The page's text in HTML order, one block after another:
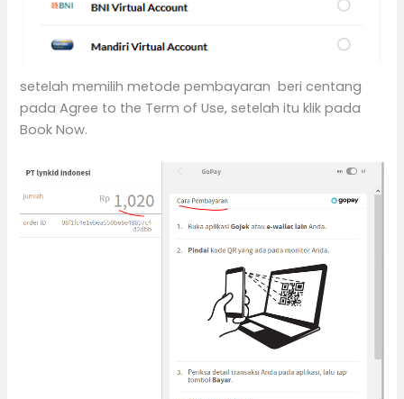
setelah memilih metode pembayaran beri centang
pada Agree to the Term of Use, setelah itu klik pada
Book Now.